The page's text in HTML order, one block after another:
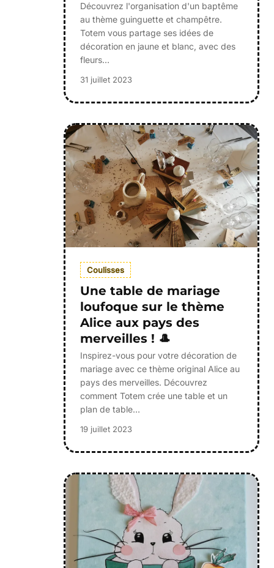
Découvrez l'organisation d'un baptême
au thème guinguette et champêtre.
Totem vous partage ses idées de
décoration en jaune et blanc, avec des
fleurs…
31 juillet 2023
Coulisses
Une table de mariage
loufoque sur le thème
Alice aux pays des
merveilles ! 🎩
Inspirez-vous pour votre décoration de
mariage avec ce thème original Alice au
pays des merveilles. Découvrez
comment Totem crée une table et un
plan de table…
19 juillet 2023